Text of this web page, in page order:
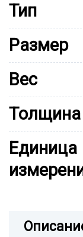
Тип
Размер
Вес
Толщина
Единица